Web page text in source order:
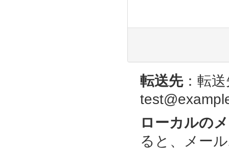
転送先：転
ローカルの
ると、メー